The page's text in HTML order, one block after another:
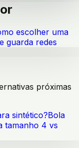
escolher uma
guarda redes
próximas
sintético?Bola
tamanho 4 vs